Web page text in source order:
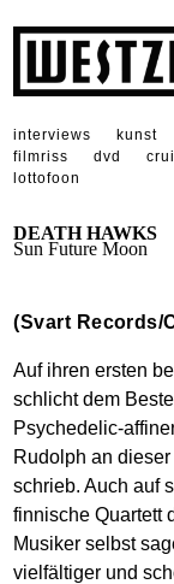
interviews kunst
filmriss
dvd
lottofoon
DEATH HAWKS
Sun Future Moon
(Svart Records/
Auf ihren ersten
schlicht dem
Psychedelic-
Rudolph an
schrieb. Auch auf
finnische Quartett
Musiker selbst
vielfältiger und